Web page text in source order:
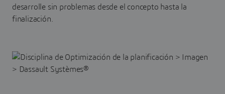
desarrolle sin problemas desde el concepto hasta la
finalización.